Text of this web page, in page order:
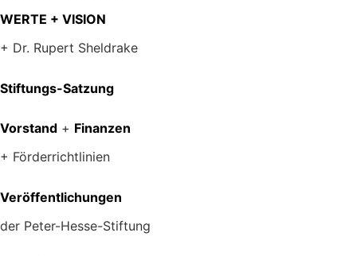
WERTE + VISION
+ Dr. Rupert Sheldrake
Stiftungs-Satzung
Vorstand + Finanzen
+ Förderrichtlinien
Veröffentlichungen
der Peter-Hesse-Stiftung